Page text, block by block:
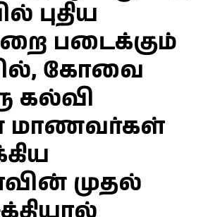
புதிய
படைக்கும்
கோவை
கல்வி
மாணவர்கள்
முதல்